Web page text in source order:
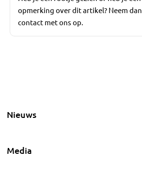
opmerking over dit artikel? Neem dan
contact met ons op.
Nieuws
Media